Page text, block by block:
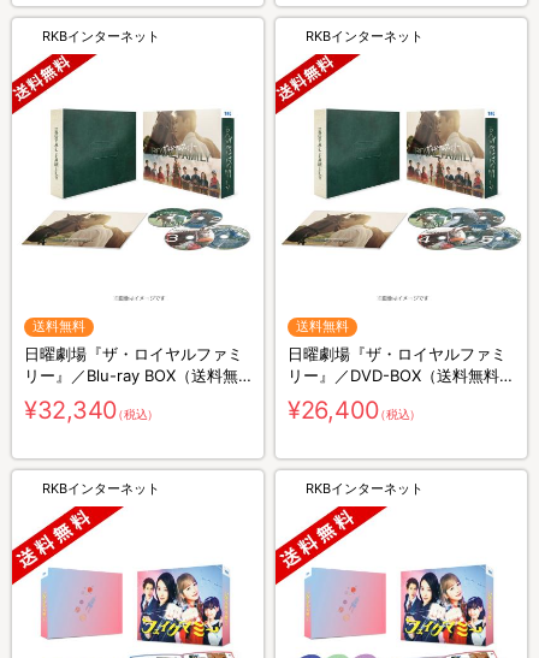
RKBインターネット
送料無料
日曜劇場『ザ・ロイヤルファミ
リー』／Blu-ray BOX（送料無
料・4枚組）
¥32,340（税込）
RKBインターネット
送料無料
日曜劇場『ザ・ロイヤルファミ
リー』／DVD-BOX（送料無料・
6枚組）
¥26,400（税込）
RKBインターネット RKBインターネット